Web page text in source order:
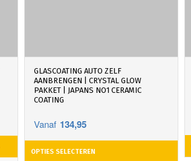
GLASCOATING AUTO ZELF
AANBRENGEN | CRYSTAL GLOW
PAKKET | JAPANS NO1 CERAMIC
COATING
Vanaf 134,95
OPTIES SELECTEREN